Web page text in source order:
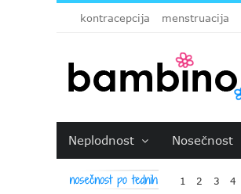
kontracepcija menstruacija
Neplodnost Nosečnost
1 2 3 4